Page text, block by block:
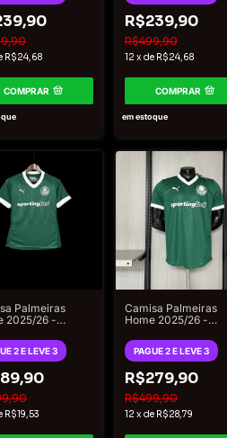
R$24,68
COMPRAR
R$239,90
R$499,90
12 xde R$24,68
COMPRAR
em estoque
Palmeiras
2025/26 -
2 E LEVE 3
R$19,53
Camisa Palmeiras
Home 2025/26 -
Masculino - Verde
PAGUE 2 E LEVE 3
R$279,90
R$499,90
12 xde R$28,79